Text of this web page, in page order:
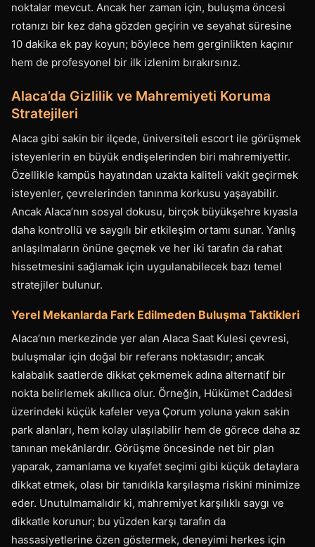
noktalar mevcut. Ancak her zaman için, buluşma öncesi
rotanızı bir kez daha gözden geçirin ve seyahat süresine
10 dakika ek pay koyun; böylece hem gerginlikten kaçınır
hem de profesyonel bir ilk izlenim bırakırsınız.
Alaca’da Gizlilik ve Mahremiyeti Koruma
Stratejileri
Alaca gibi sakin bir ilçede, üniversiteli escort ile görüşmek
isteyenlerin en büyük endişelerinden biri mahremiyettir.
Özellikle kampüs hayatından uzakta kaliteli vakit geçirmek
isteyenler, çevrelerinden tanınma korkusu yaşayabilir.
Ancak Alaca’nın sosyal dokusu, birçok büyükşehre kıyasla
daha kontrollü ve saygılı bir etkileşim ortamı sunar. Yanlış
anlaşılmaların önüne geçmek ve her iki tarafın da rahat
hissetmesini sağlamak için uygulanabilecek bazı temel
stratejiler bulunur.
Yerel Mekanlarda Fark Edilmeden Buluşma Taktikleri
Alaca’nın merkezinde yer alan Alaca Saat Kulesi çevresi,
buluşmalar için doğal bir referans noktasıdır; ancak
kalabalık saatlerde dikkat çekmemek adına alternatif bir
nokta belirlemek akıllıca olur. Örneğin, Hükümet Caddesi
üzerindeki küçük kafeler veya Çorum yoluna yakın sakin
park alanları, hem kolay ulaşılabilir hem de görece daha az
tanınan mekânlardır. Görüşme öncesinde net bir plan
yaparak, zamanlama ve kıyafet seçimi gibi küçük detaylara
dikkat etmek, olası bir tanıdıkla karşılaşma riskini minimize
eder. Unutulmamalıdır ki, mahremiyet karşılıklı saygı ve
dikkatle korunur; bu yüzden karşı tarafın da
hassasiyetlerine özen göstermek, deneyimi herkes için